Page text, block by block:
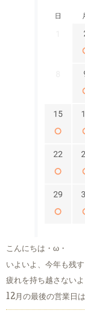
こんにちは・ω・
いよいよ、今年も残
12月の最後の営業日